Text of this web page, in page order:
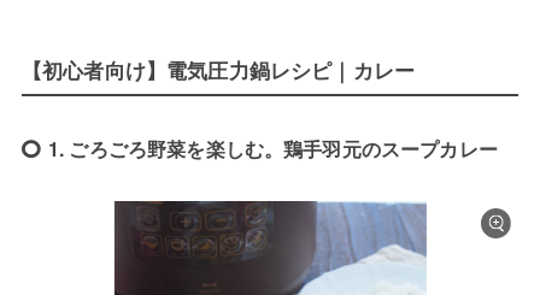
【初心者向け】電気圧力鍋レシピ｜カレー
1. ごろごろ野菜を楽しむ。鶏手羽元のスープカレー